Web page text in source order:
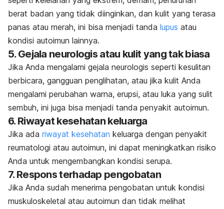
berat badan yang tidak diinginkan, dan kulit yang terasa
panas atau merah, ini bisa menjadi tanda lupus atau
kondisi autoimun lainnya.
5. Gejala neurologis atau kulit yang tak biasa
Jika Anda mengalami gejala neurologis seperti kesulitan
berbicara, gangguan penglihatan, atau jika kulit Anda
mengalami perubahan warna, erupsi, atau luka yang sulit
sembuh, ini juga bisa menjadi tanda penyakit autoimun.
6. Riwayat kesehatan keluarga
Jika ada riwayat kesehatan keluarga dengan penyakit
reumatologi atau autoimun, ini dapat meningkatkan risiko
Anda untuk mengembangkan kondisi serupa.
7. Respons terhadap pengobatan
Jika Anda sudah menerima pengobatan untuk kondisi
muskuloskeletal atau autoimun dan tidak melihat